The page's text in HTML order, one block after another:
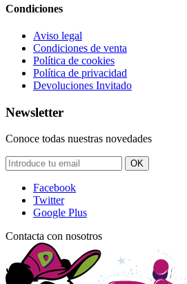
Condiciones
Aviso legal
Condiciones de venta
Política de cookies
Política de privacidad
Devoluciones Invitado
Newsletter
Conoce todas nuestras novedades
OK
Facebook
Twitter
Google Plus
Contacta con nosotros